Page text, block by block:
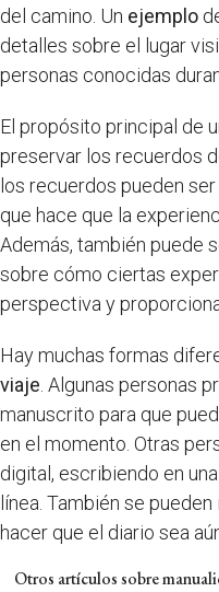
del camino. Un ejemplo
detalles sobre el lugar
personas conocidas
El propósito principal de
preservar los recuerdos
los recuerdos pueden
que hace que la
Además, también puede
sobre cómo ciertas
perspectiva y
Hay muchas formas
viaje . Algunas personas
manuscrito para que
en el momento. Otras
digital, escribiendo en
línea. También se
hacer que el diario sea
Otros artículos sobre